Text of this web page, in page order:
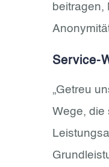
beitragen,
Service-
„Getreu
Wege, die